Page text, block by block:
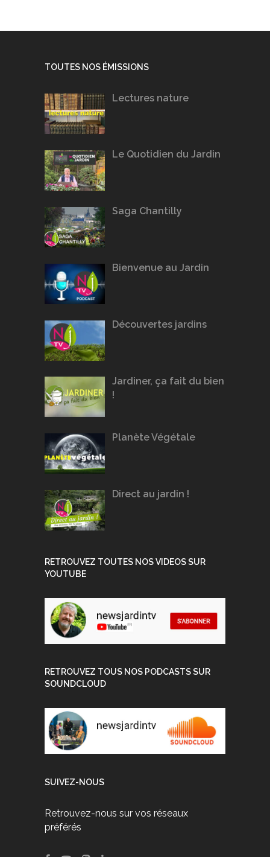
TOUTES NOS ÉMISSIONS
Lectures nature
Le Quotidien du Jardin
Saga Chantilly
Bienvenue au Jardin
Découvertes jardins
Jardiner, ça fait du bien
!
Planète Végétale
Direct au jardin !
RETROUVEZ TOUTES NOS VIDEOS SUR
YOUTUBE
RETROUVEZ TOUS NOS PODCASTS SUR
SOUNDCLOUD
SUIVEZ-NOUS
Retrouvez-nous sur vos réseaux
préférés